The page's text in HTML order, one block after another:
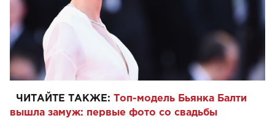
ЧИТАЙТЕ ТАКЖЕ: Топ-модель Бьянка Балти
вышла замуж: первые фото со свадьбы